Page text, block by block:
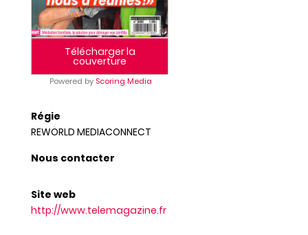
Télécharger la
couverture
Powered by Scoring Media
Régie
REWORLD MEDIACONNECT
Nous contacter
Site web
http://www.telemagazine.fr